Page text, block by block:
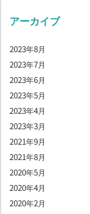
アーカイブ
2023年8月
2023年7月
2023年6月
2023年5月
2023年4月
2023年3月
2021年9月
2021年8月
2020年5月
2020年4月
2020年2月